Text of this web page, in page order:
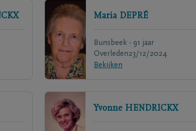
Maria DEPRÉ
Bunsbeek - 91 jaar
Overleden23/12/2024
Bekijken
Yvonne HENDRICKX